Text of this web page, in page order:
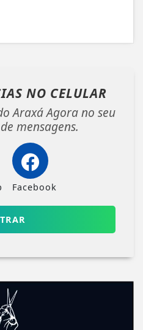
NO CELULAR
Araxá Agora no seu
mensagens.
Facebook